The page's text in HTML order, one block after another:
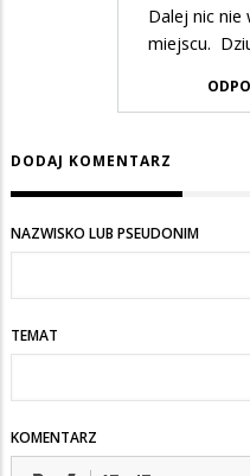
Dalej nic
miejscu.
DODAJ KOMENTARZ
NAZWISKO LUB PSEUDONIM
TEMAT
KOMENTARZ